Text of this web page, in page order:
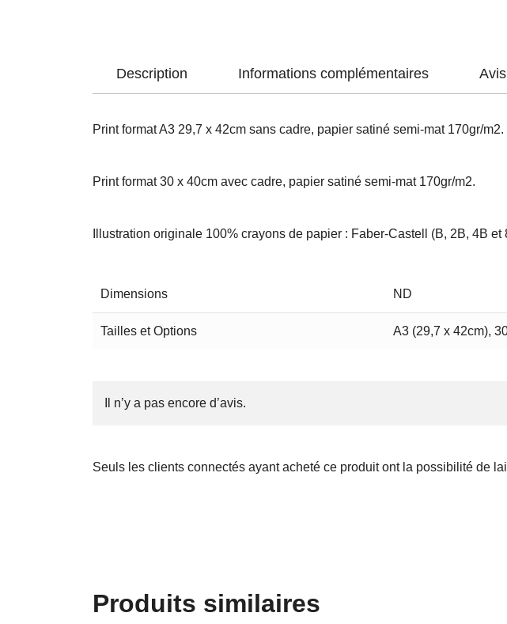
Description Informations complémentaires
Print format A3 29,7 x 42cm sans cadre, papier satiné semi-mat 170gr/m2.
Print format 30 x 40cm avec cadre, papier satiné semi-mat 170gr/m2.
Illustration originale 100% crayons de papier : Faber-Castell (B, 2B, 4B et
Dimensions ND
Tailles et Options A3 (29,7 x 42cm),
Il n’y a pas encore d’avis.
Seuls les clients connectés ayant acheté ce produit ont la possibilité de
Produits similaires